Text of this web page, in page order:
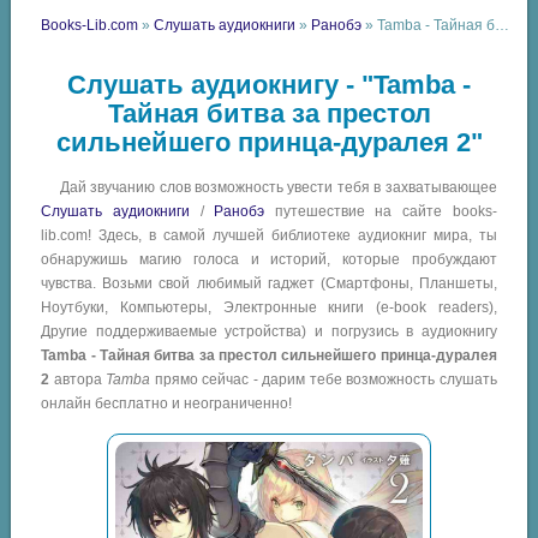
Books-Lib.com »Слушать аудиокниги » Ранобэ » Tamba - Тайная битва за престол сильнейшего принца-дуралея 2
Слушать аудиокнигу - "Tamba -
Тайная битва за престол
сильнейшего принца-дуралея 2"
Дай звучанию слов возможность увести тебя в захватывающее
Слушать аудиокниги / Ранобэ путешествие на сайте books-
lib.com! Здесь, в самой лучшей библиотеке аудиокниг мира, ты
обнаружишь магию голоса и историй, которые пробуждают
чувства. Возьми свой любимый гаджет (Смартфоны, Планшеты,
Ноутбуки, Компьютеры, Электронные книги (e-book readers),
Другие поддерживаемые устройства) и погрузись в аудиокнигу
Tamba - Тайная битва за престол сильнейшего принца-дуралея
2 автора Tamba прямо сейчас - дарим тебе возможность слушать
онлайн бесплатно и неограниченно!